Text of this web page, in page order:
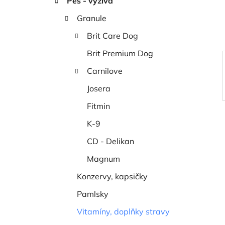
Granule
Brit Care Dog
Brit Premium Dog
Carnilove
Josera
Fitmin
K-9
CD - Delikan
Magnum
Konzervy, kapsičky
Pamlsky
Vitamíny, doplňky stravy